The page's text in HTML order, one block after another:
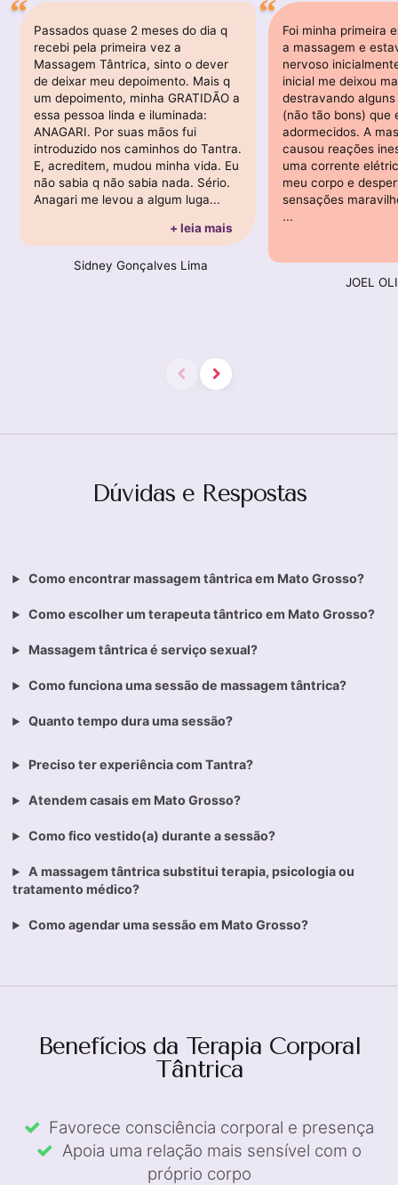
Passados quase 2 meses do dia q
recebi pela primeira vez a
Massagem Tântrica, sinto o dever
de deixar meu depoimento. Mais q
um depoimento, minha GRATIDÃO a
essa pessoa linda e iluminada:
ANAGARI. Por suas mãos fui
introduzido nos caminhos do Tantra.
E, acreditem, mudou minha vida. Eu
não sabia q não sabia nada. Sério.
Anagari me levou a algum luga...
+ leia mais
Sidney Gonçalves Lima
Foi minha primeira
a massagem e
nervoso
inicial me deixou
destravando
(não tão bons) que
adormecidos. A
causou reações
uma corrente
meu corpo e
sensações
...
JOEL
Dúvidas e Respostas
Como encontrar massagem tântrica em Mato Grosso?
Como escolher um terapeuta tântrico em Mato Grosso?
Massagem tântrica é serviço sexual?
Como funciona uma sessão de massagem tântrica?
Quanto tempo dura uma sessão?
Preciso ter experiência com Tantra?
Atendem casais em Mato Grosso?
Como fico vestido(a) durante a sessão?
A massagem tântrica substitui terapia, psicologia ou
tratamento médico?
Como agendar uma sessão em Mato Grosso?
Benefícios da Terapia Corporal
Tântrica
Favorece consciência corporal e presença
Apoia uma relação mais sensível com o
próprio corpo